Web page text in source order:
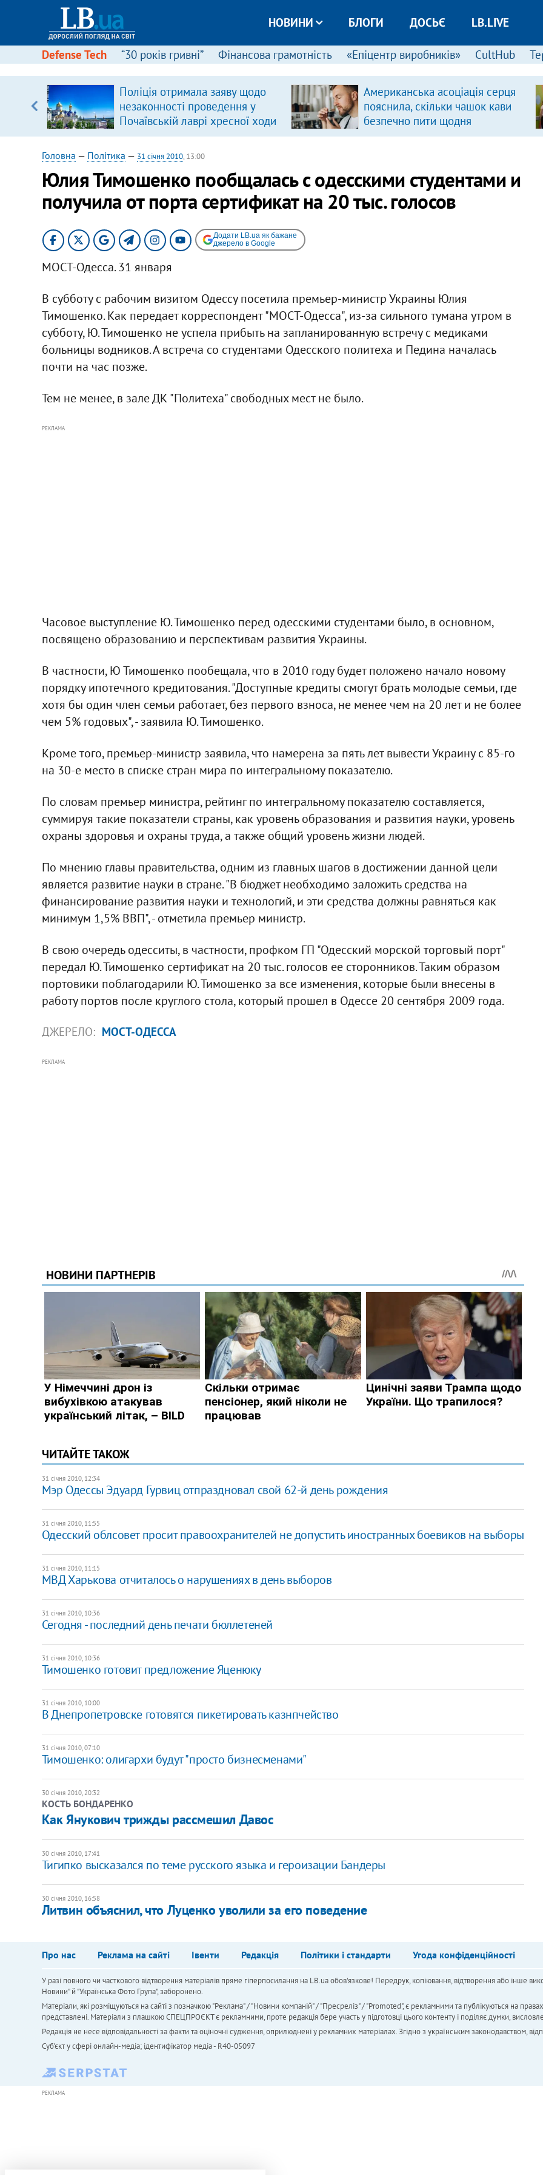
НОВИНИ БЛОГИ ДОСЬЄ LB.LIVE
Defense Tech “30 років гривні” Фінансова грамотність «Епіцентр виробників» CultHub
Поліція отримала заяву щодо
незаконності проведення у
Почаївській лаврі хресної ходи
Американська асоціація серця
пояснила, скільки чашок кави
безпечно пити щодня
Головна — Політика — 31 січня 2010, 13:00
Юлия Тимошенко пообщалась с одесскими студентами и
получила от порта сертификат на 20 тыс. голосов
Додати LB.ua як бажане
джерело в Google
МОСТ-Одесса. 31 января
В субботу с рабочим визитом Одессу посетила премьер-министр Украины Юлия
Тимошенко. Как передает корреспондент "МОСТ-Одесса", из-за сильного тумана утром в
субботу, Ю. Тимошенко не успела прибыть на запланированную встречу с медиками
больницы водников. А встреча со студентами Одесского политеха и Педина началась
почти на час позже.
Тем не менее, в зале ДК "Политеха" свободных мест не было.
РЕКЛАМА
Часовое выступление Ю. Тимошенко перед одесскими студентами было, в основном,
посвящено образованию и перспективам развития Украины.
В частности, Ю Тимошенко пообещала, что в 2010 году будет положено начало новому
порядку ипотечного кредитования. "Доступные кредиты смогут брать молодые семьи, где
хотя бы один член семьи работает, без первого взноса, не менее чем на 20 лет и не более
чем 5% годовых", - заявила Ю. Тимошенко.
Кроме того, премьер-министр заявила, что намерена за пять лет вывести Украину с 85-го
на 30-е место в списке стран мира по интегральному показателю.
По словам премьер министра, рейтинг по интегральному показателю составляется,
суммируя такие показатели страны, как уровень образования и развития науки, уровень
охраны здоровья и охраны труда, а также общий уровень жизни людей.
По мнению главы правительства, одним из главных шагов в достижении данной цели
является развитие науки в стране. "В бюджет необходимо заложить средства на
финансирование развития науки и технологий, и эти средства должны равняться как
минимум 1,5% ВВП", - отметила премьер министр.
В свою очередь одесситы, в частности, профком ГП "Одесский морской торговый порт"
передал Ю. Тимошенко сертификат на 20 тыс. голосов ее сторонников. Таким образом
портовики поблагодарили Ю. Тимошенко за все изменения, которые были внесены в
работу портов после круглого стола, который прошел в Одессе 20 сентября 2009 года.
ДЖЕРЕЛО: МОСТ-ОДЕССА
РЕКЛАМА
ЧИТАЙТЕ ТАКОЖ
31 січня 2010, 12:34
Мэр Одессы Эдуард Гурвиц отпраздновал свой 62-й день рождения
31 січня 2010, 11:55
Одесский облсовет просит правоохранителей не допустить иностранных боевиков на выборы
31 січня 2010, 11:15
МВД Харькова отчиталось о нарушениях в день выборов
31 січня 2010, 10:36
Сегодня - последний день печати бюллетеней
31 січня 2010, 10:36
Тимошенко готовит предложение Яценюку
31 січня 2010, 10:00
В Днепропетровске готовятся пикетировать казнпчейство
31 січня 2010, 07:10
Тимошенко: олигархи будут "просто бизнесменами"
30 січня 2010, 20:32
КОСТЬ БОНДАРЕНКО
Как Янукович трижды рассмешил Давос
30 січня 2010, 17:41
Тигипко высказался по теме русского языка и героизации Бандеры
30 січня 2010, 16:58
Литвин объяснил, что Луценко уволили за его поведение
Про нас Реклама на сайті Івенти Редакція Політики і стандарти Угода конфіденційності
У разі повного чи часткового відтворення матеріалів пряме гіперпосилання на LB.ua обов'язкове! Передрук, копіювання, відтворення або інше
Новини" й "Українська Фото Група", заборонено.
Матеріали, які розміщуються на сайті з позначкою "Реклама" / "Новини компаній" / "Пресреліз" / "Promoted", є рекламними та публікуються на
представлені. Матеріали з плашкою СПЕЦПРОЄКТ є рекламними, проте редакція бере участь у підготовці цього контенту і поділяє думки,
Редакція не несе відповідальності за факти та оціночні судження, оприлюднені у рекламних матеріалах. Згідно з українським законодавством,
Cуб'єкт у сфері онлайн-медіа; ідентифікатор медіа - R40-05097
РЕКЛАМА